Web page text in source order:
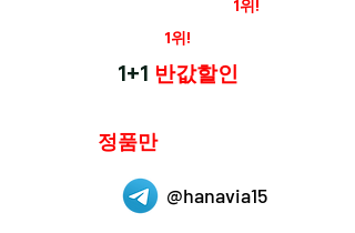
1위!
1위!
1+1 반값할인
정품만
@hanavia15